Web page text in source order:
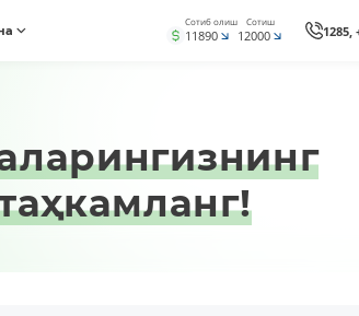
Сотиб олиш
11890
Сотиш
12000 1285,